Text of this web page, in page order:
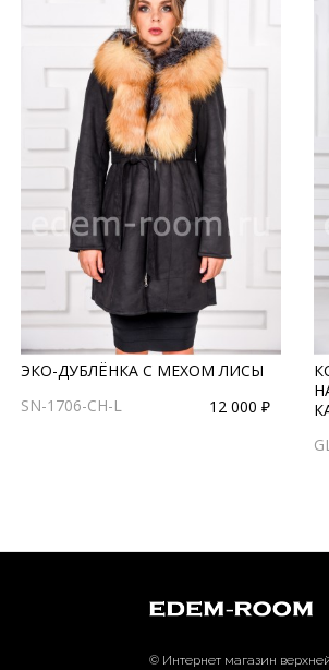
ЭКО-ДУБЛЁНКА С МЕХОМ ЛИСЫ
SN-1706-CH-L
12 000 ₽
© Интернет магазин